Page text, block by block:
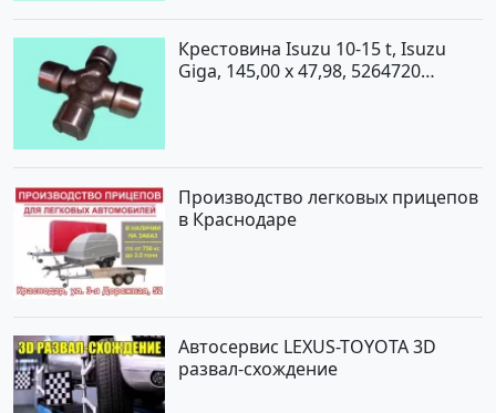
Крестовина Isuzu 10-15 t, Isuzu
Giga, 145,00 x 47,98, 5264720
Производство легковых прицепов
в Краснодаре
Автосервис LEXUS-TOYOTA 3D
развал-схождение